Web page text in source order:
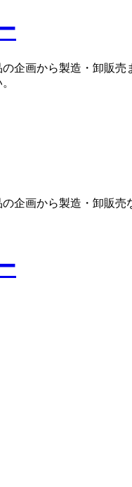
企画から製造・卸販売
企画から製造・卸販売